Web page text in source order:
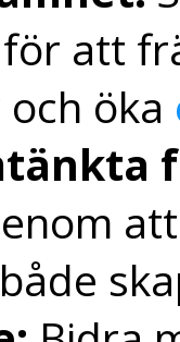
att
öka